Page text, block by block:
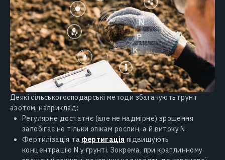
Деякі сільськогосподарські методи збагачують ґрунт
азотом, наприклад:
Регулярне достатнє (але не надмірне) зрошення
запобігає не тільки опікам рослин, а й витоку N.
Фертилізація та фертигація підвищують
концентрацію N у ґрунті. Зокрема, при краплинному